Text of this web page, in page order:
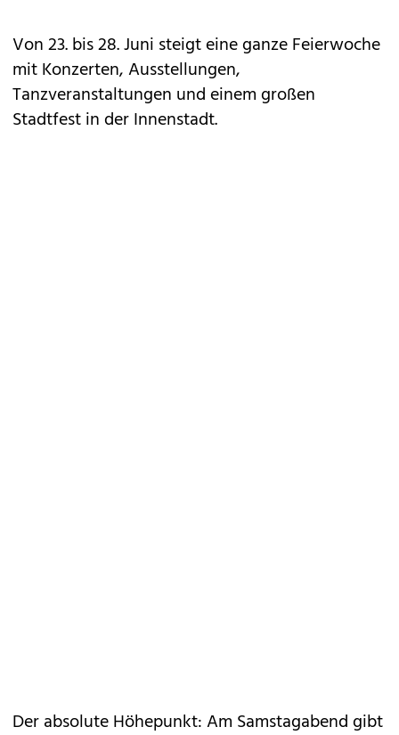
Von 23. bis 28. Juni steigt eine ganze Feierwoche
mit Konzerten, Ausstellungen,
Tanzveranstaltungen und einem großen
Stadtfest in der Innenstadt.
Der absolute Höhepunkt: Am Samstagabend gibt